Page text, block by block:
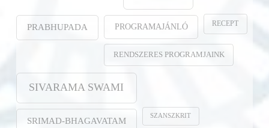
PRABHUPADA PROGRAMAJÁNLÓ RECEPT
RENDSZERES PROGRAMJAINK
SIVARAMA SWAMI
SRIMAD-BHAGAVATAM SZANSZKRIT